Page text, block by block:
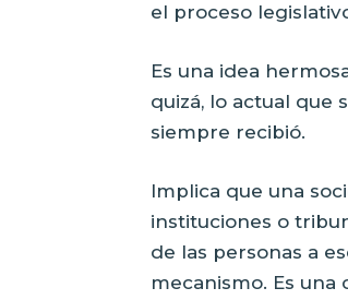
el proceso
Es una idea
quizá, lo actual que
siempre recibió.
Implica que una
instituciones o
de las personas a
mecanismo. Es